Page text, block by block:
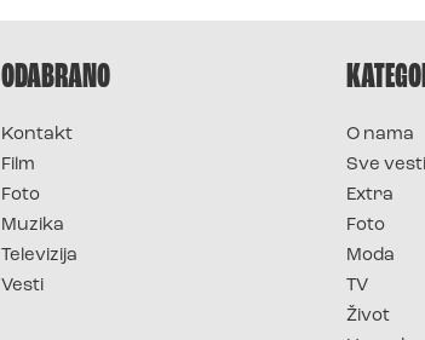
ODABRANO
Kontakt
Film
Foto
Muzika
Televizija
Vesti
O nama
Sve vesti
Extra
Foto
Moda
TV
Život